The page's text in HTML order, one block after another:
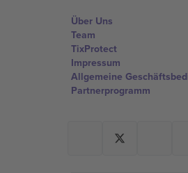
Über Uns
Team
TixProtect
Impressum
Allgemeine
Partnerprogramm